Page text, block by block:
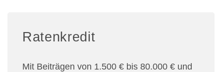
Ratenkredit
Mit Beiträgen von 1.500 € bis 80.000 € und